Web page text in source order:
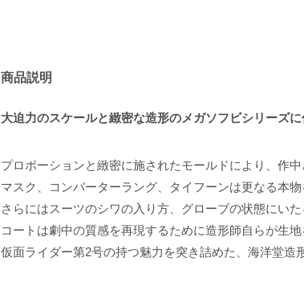
商品説明
大迫力のスケールと緻密な造形のメガソフビシリーズ
プロポーションと緻密に施されたモールドにより、作中
マスク、コンバーターラング、タイフーンは更なる本物
さらにはスーツのシワの入り方、グローブの状態にい
コートは劇中の質感を再現するために造形師自らが生地
仮面ライダー第2号の持つ魅力を突き詰めた、海洋堂造